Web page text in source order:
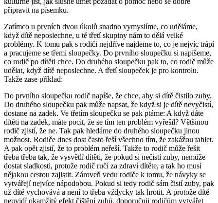
připravit na písemku.
Zatímco u prvních dvou úkolů snadno vymyslíme, co uděláme,
když dítě neposlechne, u té třetí skupiny nám to dělá velké
problémy. K tomu pak s rodiči nejdříve najdeme to, co je nejvíc trápí
a pracujeme se třemi sloupečky. Do prvního sloupečku si napíšeme,
co rodič po dítěti chce. Do druhého sloupečku pak to, co rodič může
udělat, když dítě neposlechne. A třetí sloupeček je pro kontrolu.
Takže zase příklad:
Do prvního sloupečku rodič napíše, že chce, aby si dítě čistilo zuby.
Do druhého sloupečku pak může napsat, že když si je dítě nevyčistí,
dostane na zadek. Ve třetím sloupečku se pak ptáme: A když dáte
dítěti na zadek, máte pocit, že se tím ten problém vyřešil? Většinou
rodič zjistí, že ne. Tak pak hledáme do druhého sloupečku jinou
možnost. Rodiče dnes dost často řeší všechno tím, že zakážou tablet.
A pak opět zjistí, že to problém neřeší. Takže to rodič může řešit
třeba třeba tak, že vysvětlí dítěti, že pokud si nečistí zuby, nemůže
dostat sladkosti, protože rodič ručí za zdraví dítěte, a tak ho musí
nějakou cestou zajistit. Zároveň vedu rodiče k tomu, že návyky se
vytvářejí nejvíce nápodobou. Pokud si tedy rodič sám čistí zuby, pak
už dítě vychovává a není to třeba vždycky tak hrotit. A protože dítě
neuvidí okamžitý efekt čištění zubů, doporučuji rodičům vytvářet